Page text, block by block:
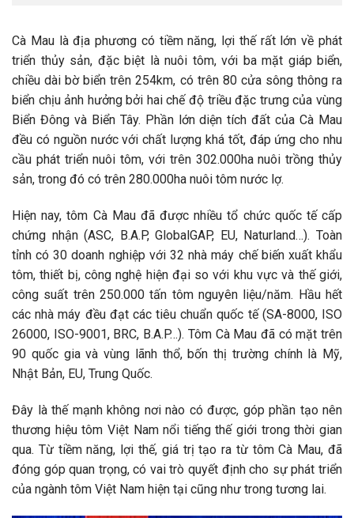
Cà Mau là địa phương có tiềm năng, lợi thế rất lớn về phát
triển thủy sản, đặc biệt là nuôi tôm, với ba mặt giáp biển,
chiều dài bờ biển trên 254km, có trên 80 cửa sông thông ra
biển chịu ảnh hưởng bởi hai chế độ triều đặc trưng của vùng
Biển Đông và Biển Tây. Phần lớn diện tích đất của Cà Mau
đều có nguồn nước với chất lượng khá tốt, đáp ứng cho nhu
cầu phát triển nuôi tôm, với trên 302.000ha nuôi trồng thủy
sản, trong đó có trên 280.000ha nuôi tôm nước lợ.
Hiện nay, tôm Cà Mau đã được nhiều tổ chức quốc tế cấp
chứng nhận (ASC, B.A.P, GlobalGAP, EU, Naturland…). Toàn
tỉnh có 30 doanh nghiệp với 32 nhà máy chế biến xuất khẩu
tôm, thiết bị, công nghệ hiện đại so với khu vực và thế giới,
công suất trên 250.000 tấn tôm nguyên liệu/năm. Hầu hết
các nhà máy đều đạt các tiêu chuẩn quốc tế (SA-8000, ISO
26000, ISO-9001, BRC, B.A.P…). Tôm Cà Mau đã có mặt trên
90 quốc gia và vùng lãnh thổ, bốn thị trường chính là Mỹ,
Nhật Bản, EU, Trung Quốc.
Đây là thế mạnh không nơi nào có được, góp phần tạo nên
thương hiệu tôm Việt Nam nổi tiếng thế giới trong thời gian
qua. Từ tiềm năng, lợi thế, giá trị tạo ra từ tôm Cà Mau, đã
đóng góp quan trọng, có vai trò quyết định cho sự phát triển
của ngành tôm Việt Nam hiện tại cũng như trong tương lai.